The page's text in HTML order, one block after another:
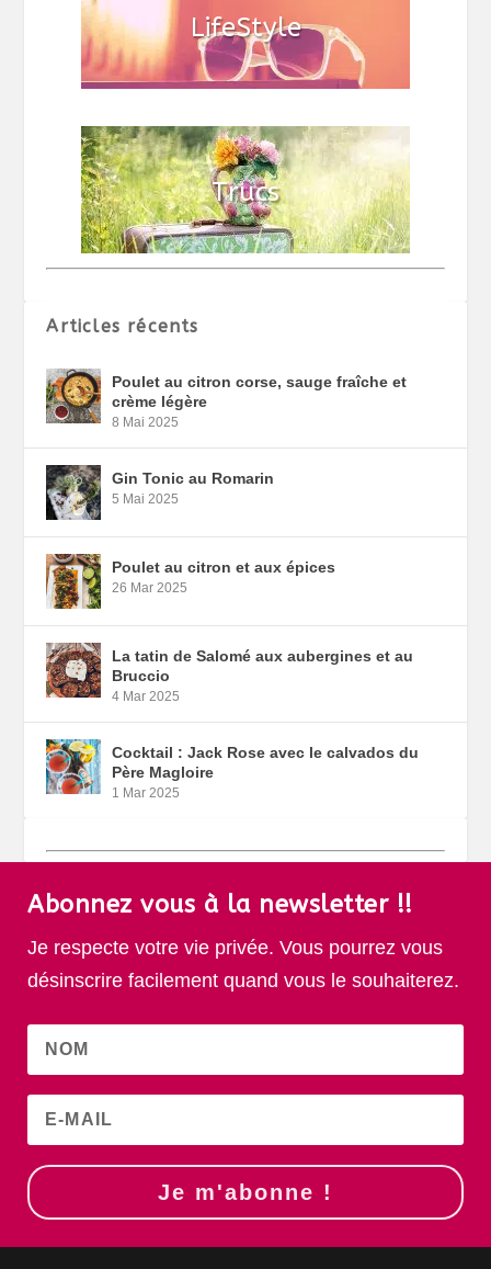
Articles récents
Poulet au citron corse, sauge fraîche et
crème légère
8 Mai 2025
Gin Tonic au Romarin
5 Mai 2025
Poulet au citron et aux épices
26 Mar 2025
La tatin de Salomé aux aubergines et au
Bruccio
4 Mar 2025
Cocktail : Jack Rose avec le calvados du
Père Magloire
1 Mar 2025
Abonnez vous à la newsletter !!
Je respecte votre vie privée. Vous pourrez vous
désinscrire facilement quand vous le souhaiterez.
Je m'abonne !